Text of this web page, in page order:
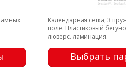
Календарная сетка, 3
поле. Пластиковый
люверс. ламинация.
Выбрать